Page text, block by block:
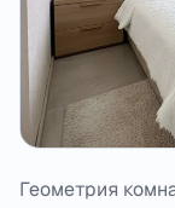
Геометрия